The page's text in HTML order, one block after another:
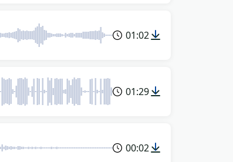
01:02
01:29
00:02